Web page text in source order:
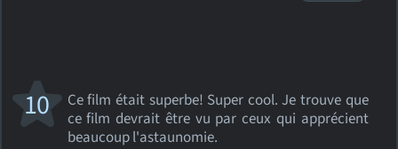
Ce film était superbe! Super cool. Je trouve que
ce film devrait être vu par ceux qui apprécient
beaucoup l'astaunomie.
10